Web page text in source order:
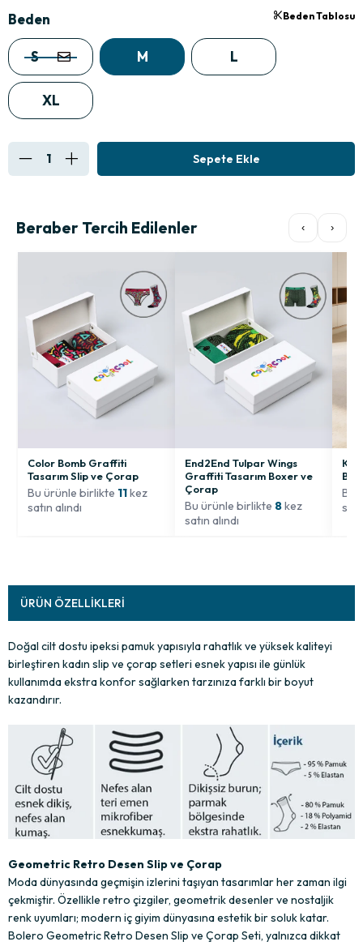
Beden
S M L
XL
Beden Tablosu
Beraber Tercih Edilenler ‹ ›
Color Bomb Graffiti
Tasarım Slip ve Çorap
Bu ürünle birlikte 11kez
satın alındı
End2End Tulpar Wings
Graffiti Tasarım Boxer ve
Çorap
Bu ürünle birlikte 8kez
satın alındı
Bu
ÜRÜN ÖZELLIKLERI
Doğal cilt dostu ipeksi pamuk yapısıyla rahatlık ve yüksek kaliteyi
birleştiren kadın slip ve çorap setleri esnek yapısı ile günlük
kullanımda ekstra konfor sağlarken tarzınıza farklı bir boyut
kazandırır.
Geometric Retro Desen Slip ve Çorap
Moda dünyasında geçmişin izlerini taşıyan tasarımlar her zaman ilgi
çekmiştir. Özellikle retro çizgiler, geometrik desenler ve nostaljik
renk uyumları; modern iç giyim dünyasına estetik bir soluk katar.
Bolero Geometric Retro Desen Slip ve Çorap Seti, yalnızca dikkat